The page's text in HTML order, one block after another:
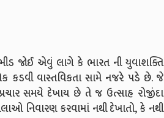
જોઈ એવું લાગે કે ભારત ની યુવાશક્તિ
કડવી વાસ્તવિકતા સામે નજરે પડે છે. જે
સમયે દેખાય છે તે જ ઉત્સાહ રોજીંદા
નિવારણ કરવામાં નથી દેખાતો, કે નથી